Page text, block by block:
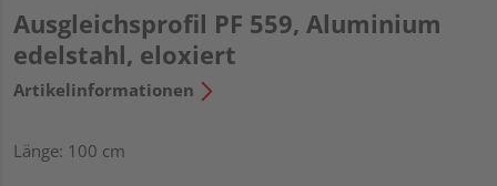
Ausgleichsprofil PF 559, Aluminium
edelstahl, eloxiert
Artikelinformationen
Länge: 100 cm